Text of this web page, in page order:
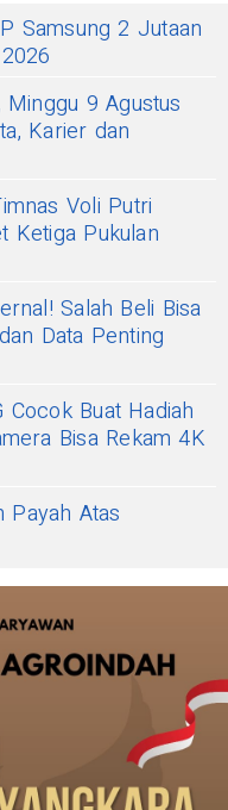
Samsung 2 Jutaan
9 Agustus
Karier dan
Voli Putri
Ketiga Pukulan
Salah Beli Bisa
Data Penting
Buat Hadiah
Bisa Rekam 4K
Payah Atas